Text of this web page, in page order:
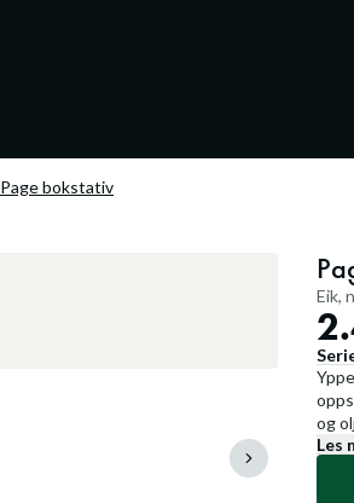
Page bokstativ
Eik,
og
Les